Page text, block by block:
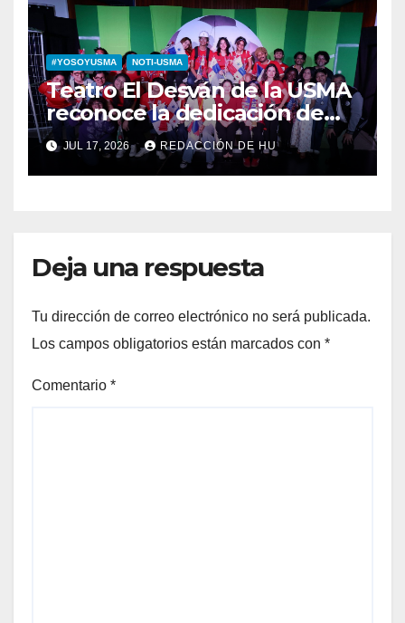
#YOSOYUSMA NOTI-USMA
Teatro El Desván de la USMA
reconoce la dedicación de
sus estudiantes en su 43
aniversario
JUL 17, 2026 REDACCIÓN DE HU
Deja una respuesta
Tu dirección de correo electrónico no será publicada.
Los campos obligatorios están marcados con *
Comentario *